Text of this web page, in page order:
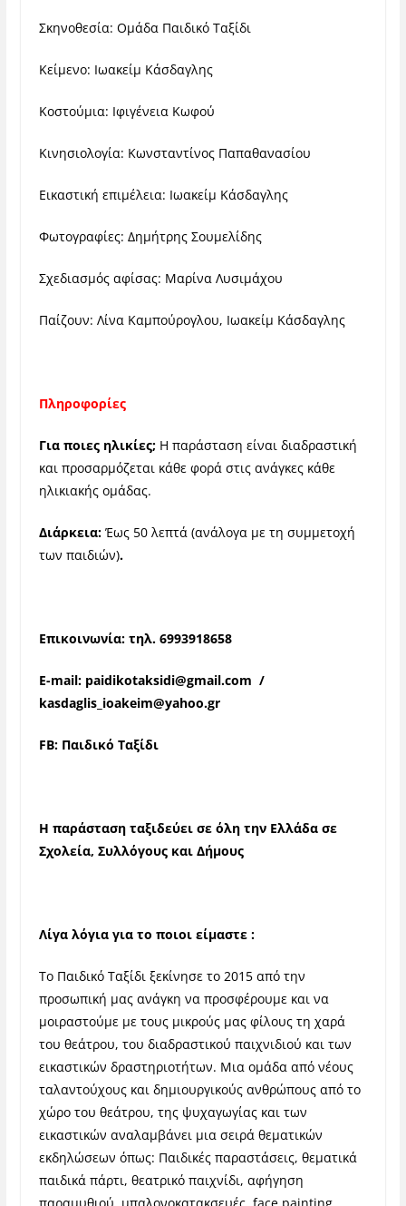
Σκηνοθεσία: Ομάδα Παιδικό Ταξίδι
Κείμενο: Ιωακείμ Κάσδαγλης
Κοστούμια: Ιφιγένεια Κωφού
Κινησιολογία: Κωνσταντίνος Παπαθανασίου
Εικαστική επιμέλεια: Ιωακείμ Κάσδαγλης
Φωτογραφίες: Δημήτρης Σουμελίδης
Σχεδιασμός αφίσας: Μαρίνα Λυσιμάχου
Παίζουν: Λίνα Καμπούρογλου, Ιωακείμ Κάσδαγλης
Πληροφορίες
Για ποιες ηλικίες;H παράσταση είναι διαδραστική
και προσαρμόζεται κάθε φορά στις ανάγκες κάθε
ηλικιακής ομάδας.
Διάρκεια: Έως 50 λεπτά (ανάλογα με τη συμμετοχή
των παιδιών).
Επικοινωνία: τηλ. 6993918658
E-mail: paidikotaksidi@gmail.com /
kasdaglis_ioakeim@yahoo.gr
FB: Παιδικό Ταξίδι
Η παράσταση ταξιδεύει σε όλη την Ελλάδα σε
Σχολεία, Συλλόγους και Δήμους
Λίγα λόγια για το ποιοι είμαστε :
Το Παιδικό Ταξίδι ξεκίνησε το 2015 από την
προσωπική μας ανάγκη να προσφέρουμε και να
μοιραστούμε με τους μικρούς μας φίλους τη χαρά
του θεάτρου, του διαδραστικού παιχνιδιού και των
εικαστικών δραστηριοτήτων. Μια ομάδα από νέους
ταλαντούχους και δημιουργικούς ανθρώπους από το
χώρο του θεάτρου, της ψυχαγωγίας και των
εικαστικών αναλαμβάνει μια σειρά θεματικών
εκδηλώσεων όπως: Παιδικές παραστάσεις, θεματικά
παιδικά πάρτι, θεατρικό παιχνίδι, αφήγηση